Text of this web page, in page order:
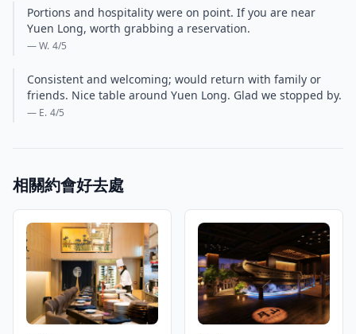
Portions and hospitality were on point. If you are near
Yuen Long, worth grabbing a reservation.
— W. 4/5
Consistent and welcoming; would return with family or
friends. Nice table around Yuen Long. Glad we stopped by.
— E. 4/5
相關約會好去處